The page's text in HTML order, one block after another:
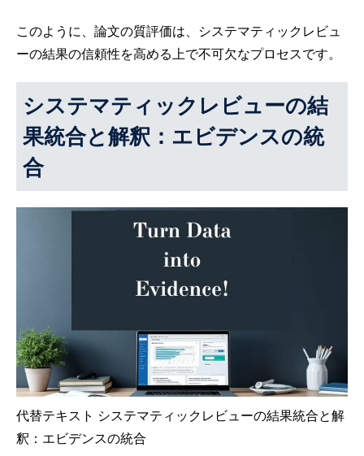
このように、論文の質評価は、システマティックレビュ
ーの結果の信頼性を高める上で不可欠なプロセスです。
システマティックレビューの結
果統合と解釈：エビデンスの統
合
代替テキスト システマティックレビューの結果統合と解
釈：エビデンスの統合